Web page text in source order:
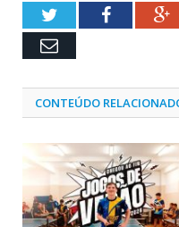
TwitterFacebook
Email
CONTEÚDO